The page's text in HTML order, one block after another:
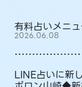
有料占いメニ
2026.06.08
LINE占いに新